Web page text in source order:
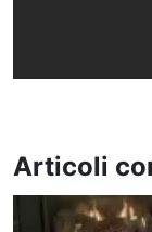
Articoli